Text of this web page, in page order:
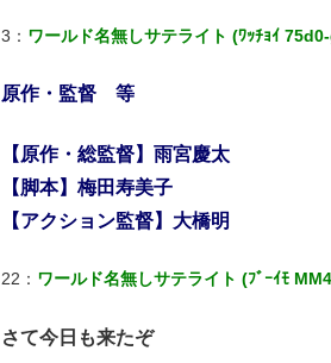
3： ワールド名無しサテライト (ﾜｯﾁｮｲ
原作・監督 等
【原作・総監督】雨宮慶太
【脚本】梅田寿美子
【アクション監督】大橋明
22： ワールド名無しサテライト (ﾌﾞｰｲﾓ
さて今日も来たぞ